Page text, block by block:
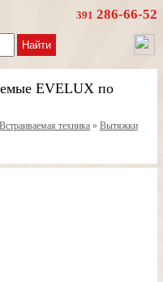
391 286-66-52
Найти
EVELUX по
Встраиваемая техника» Вытяжки